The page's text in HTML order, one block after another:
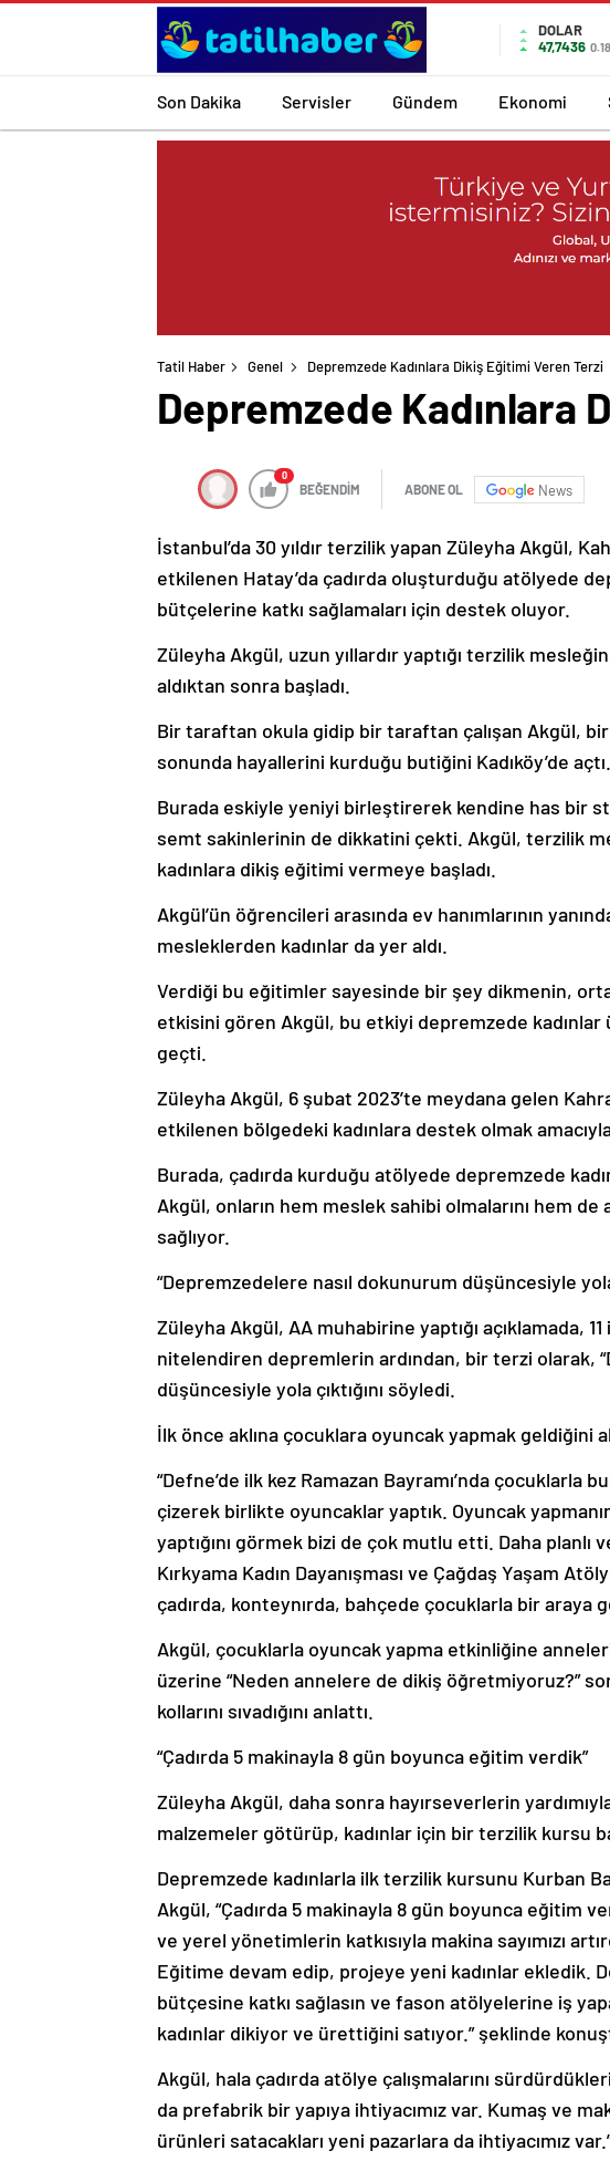
DOLAR
47,7436
Son Dakika Servisler Gündem Ekonomi
Tatil Haber Genel Depremzede Kadınlara Dikiş Eğitimi Veren Terzi
Depremzede Kadınlara
0
BEĞENDİM ABONE OL News
İstanbul’da 30 yıldır terzilik yapan Züleyha Akgül,
etkilenen Hatay’da çadırda oluşturduğu atölyede
bütçelerine katkı sağlamaları için destek oluyor.
Züleyha Akgül, uzun yıllardır yaptığı terzilik
aldıktan sonra başladı.
Bir taraftan okula gidip bir taraftan çalışan Akgül, bir
sonunda hayallerini kurduğu butiğini Kadıköy’de açtı.
Burada eskiyle yeniyi birleştirerek kendine has bir
semt sakinlerinin de dikkatini çekti. Akgül, terzilik
kadınlara dikiş eğitimi vermeye başladı.
Akgül’ün öğrencileri arasında ev hanımlarının
mesleklerden kadınlar da yer aldı.
Verdiği bu eğitimler sayesinde bir şey dikmenin,
etkisini gören Akgül, bu etkiyi depremzede
geçti.
Züleyha Akgül, 6 şubat 2023’te meydana gelen
etkilenen bölgedeki kadınlara destek olmak
Burada, çadırda kurduğu atölyede depremzede
Akgül, onların hem meslek sahibi olmalarını hem
sağlıyor.
“Depremzedelere nasıl dokunurum düşüncesiyle yola
Züleyha Akgül, AA muhabirine yaptığı açıklamada,
nitelendiren depremlerin ardından, bir terzi olarak,
düşüncesiyle yola çıktığını söyledi.
İlk önce aklına çocuklara oyuncak yapmak geldiğini
“Defne’de ilk kez Ramazan Bayramı’nda
çizerek birlikte oyuncaklar yaptık. Oyuncak
yaptığını görmek bizi de çok mutlu etti. Daha planlı
Kırkyama Kadın Dayanışması ve Çağdaş Yaşam
çadırda, konteynırda, bahçede çocuklarla bir araya
Akgül, çocuklarla oyuncak yapma etkinliğine
üzerine “Neden annelere de dikiş öğretmiyoruz?”
kollarını sıvadığını anlattı.
“Çadırda 5 makinayla 8 gün boyunca eğitim verdik”
Züleyha Akgül, daha sonra hayırseverlerin
malzemeler götürüp, kadınlar için bir terzilik kursu
Depremzede kadınlarla ilk terzilik kursunu Kurban
Akgül, “Çadırda 5 makinayla 8 gün boyunca eğitim
ve yerel yönetimlerin katkısıyla makina sayımızı
Eğitime devam edip, projeye yeni kadınlar ekledik.
bütçesine katkı sağlasın ve fason atölyelerine iş
kadınlar dikiyor ve ürettiğini satıyor.” şeklinde
Akgül, hala çadırda atölye çalışmalarını
da prefabrik bir yapıya ihtiyacımız var. Kumaş ve
ürünleri satacakları yeni pazarlara da ihtiyacımız